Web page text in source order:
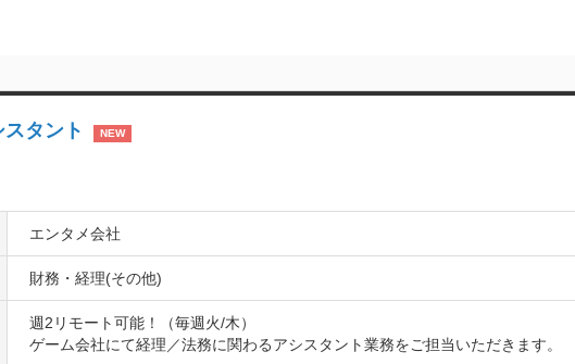
スタント NEW
エンタメ会社
財務・経理(その他)
週2リモート可能！（毎週火/木）
ゲーム会社にて経理／法務に関わるアシスタント業務をご担当いただきます。